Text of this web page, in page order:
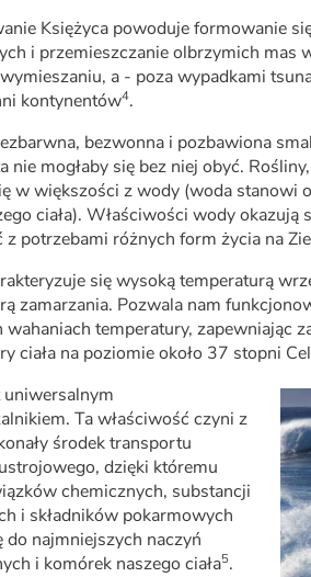
Księżyca powoduje formowanie
i przemieszczanie olbrzymich mas
a - poza wypadkami
kontynentów4.
bezwonna i pozbawiona
nie mogłaby się bez niej obyć.
w większości z wody (woda stanowi
ciała). Właściwości wody okazują
z potrzebami różnych form życia na
się wysoką temperaturą
zamarzania. Pozwala nam
wahaniach temperatury, zapewniając
ciała na poziomie około 37 stopni
Ta właściwość czyni z
środek transportu
dzięki któremu
chemicznych, substancji
i składników pokarmowych
do najmniejszych naczyń
i komórek naszego ciała5.